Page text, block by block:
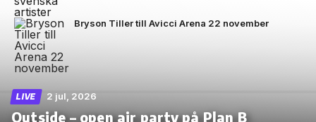
Bryson Tiller till Avicci Arena 22 november
LIVE 2 jul, 2026
Outside – open air party på Plan B